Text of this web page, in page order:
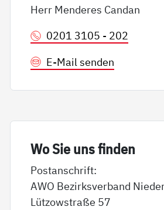
Herr Menderes Candan
0201 3105 - 202
E-Mail senden
Wo Sie uns fin­den
Postanschrift:
AWO Bezirksverband
Lützowstraße 57